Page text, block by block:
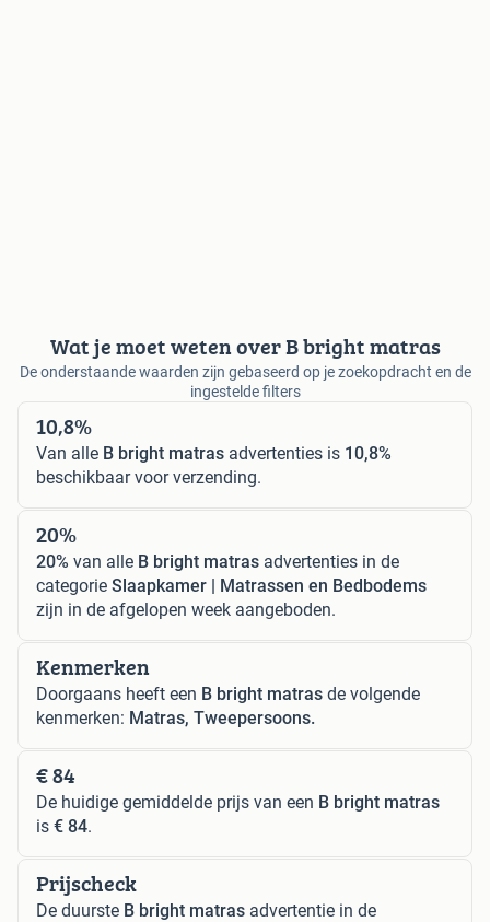
Wat je moet weten over B bright matras
De onderstaande waarden zijn gebaseerd op je zoekopdracht en de
ingestelde filters
10,8%
Van alle B bright matras advertenties is 10,8%
beschikbaar voor verzending.
20%
20% van alle B bright matras advertenties in de
categorie Slaapkamer | Matrassen en Bedbodems
zijn in de afgelopen week aangeboden.
Kenmerken
Doorgaans heeft een B bright matras de volgende
kenmerken: Matras, Tweepersoons.
€ 84
De huidige gemiddelde prijs van een B bright matras
is € 84.
Prijscheck
De duurste B bright matras advertentie in de